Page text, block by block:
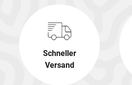
Schneller
Versand